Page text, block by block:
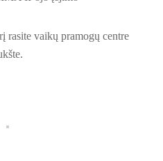
rasite vaikų pramogų centre